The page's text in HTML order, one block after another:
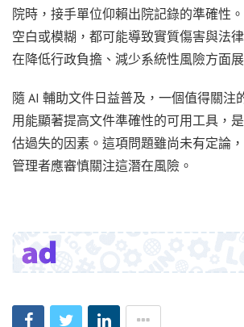
院時，接手單位仰賴出院記錄的準確性
空白或模糊，都可能導致實質傷害與法
在降低行政負擔、減少系統性風險方面
隨 AI 輔助文件日益普及，一個值得關注
用能顯著提高文件準確性的可用工具，
估過失的因素。這項問題雖尚未有定論
管理者應審慎關注這潛在風險。